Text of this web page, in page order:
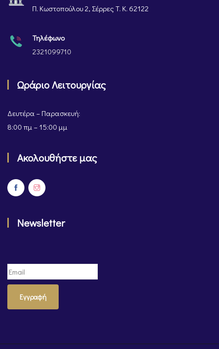
Π. Κωστοπούλου 2, Σέρρες Τ. Κ. 62122
Τηλέφωνο
2321099710
Ωράριο Λειτουργίας
Δευτέρα – Παρασκευή:
8:00 πμ – 15:00 μμ
Ακολουθήστε μας
Newsletter
Εγγραφή